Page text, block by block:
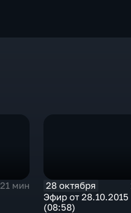
21 мин
28 октября
Эфир от 28.10.2015
(08:58)